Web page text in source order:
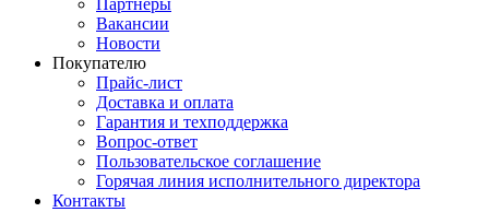
Партнеры
Вакансии
Новости
Покупателю
Прайс-лист
Доставка и оплата
Гарантия и техподдержка
Вопрос-ответ
Пользовательское соглашение
Горячая линия исполнительного директора
Контакты